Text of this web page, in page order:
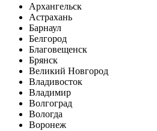
Архангельск
Астрахань
Барнаул
Белгород
Благовещенск
Брянск
Великий Новгород
Владивосток
Владимир
Волгоград
Вологда
Воронеж